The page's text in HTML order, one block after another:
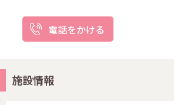
電話をかける
施設情報